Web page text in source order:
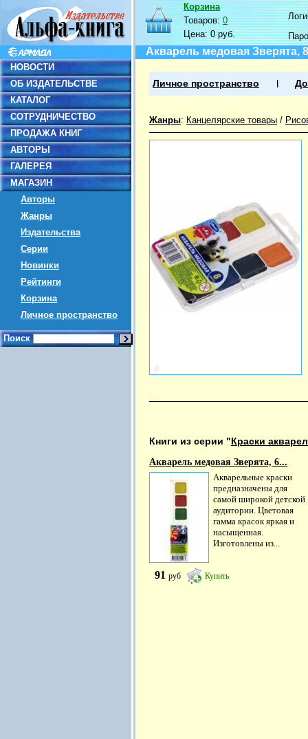
НОВОСТИ
ОБ ИЗДАТЕЛЬСТВЕ
КАТАЛОГ
СОТРУДНИЧЕСТВО
ПРОДАЖА КНИГ
АВТОРЫ
ГАЛЕРЕЯ
МАГАЗИН
Авторы
Жанры
Издательства
Серии
Новинки
Рейтинги
Корзина
Личное пространство
Поиск
Корзина
Товаров:0
Цена:0 руб.
Акварель медовая Зверята,
Личное пространство
Жанры: Канцелярские товары /
Книги из серии "Краски
Акварель медовая Зверята, 6...
Акварельные краски
предназначены для
самой широкой детской
аудитории. Цветовая
гамма красок яркая и
насыщенная.
Изготовлены из...
91 руб Купить